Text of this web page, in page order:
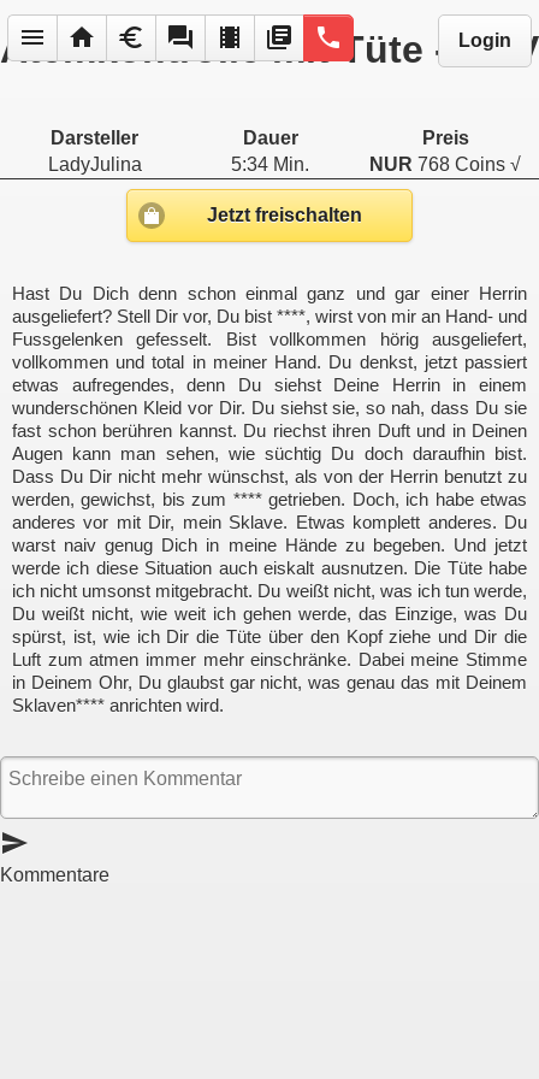
menu home euro forum local_movies library_books phone Login
Atemkontrolle mit Tüte - POV
Darsteller Dauer
Preis
LadyJulina
5:34 Min. NUR 768 Coins √
Jetzt freischalten
Hast Du Dich denn schon einmal ganz und gar einer Herrin
ausgeliefert? Stell Dir vor, Du bist ****, wirst von mir an Hand- und
Fussgelenken gefesselt. Bist vollkommen hörig ausgeliefert,
vollkommen und total in meiner Hand. Du denkst, jetzt passiert
etwas aufregendes, denn Du siehst Deine Herrin in einem
wunderschönen Kleid vor Dir. Du siehst sie, so nah, dass Du sie
fast schon berühren kannst. Du riechst ihren Duft und in Deinen
Augen kann man sehen, wie süchtig Du doch daraufhin bist.
Dass Du Dir nicht mehr wünschst, als von der Herrin benutzt zu
werden, gewichst, bis zum **** getrieben. Doch, ich habe etwas
anderes vor mit Dir, mein Sklave. Etwas komplett anderes. Du
warst naiv genug Dich in meine Hände zu begeben. Und jetzt
werde ich diese Situation auch eiskalt ausnutzen. Die Tüte habe
ich nicht umsonst mitgebracht. Du weißt nicht, was ich tun werde,
Du weißt nicht, wie weit ich gehen werde, das Einzige, was Du
spürst, ist, wie ich Dir die Tüte über den Kopf ziehe und Dir die
Luft zum atmen immer mehr einschränke. Dabei meine Stimme
in Deinem Ohr, Du glaubst gar nicht, was genau das mit Deinem
Sklaven**** anrichten wird.
send
Kommentare